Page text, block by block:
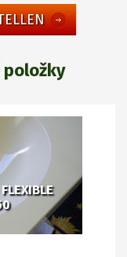
položky